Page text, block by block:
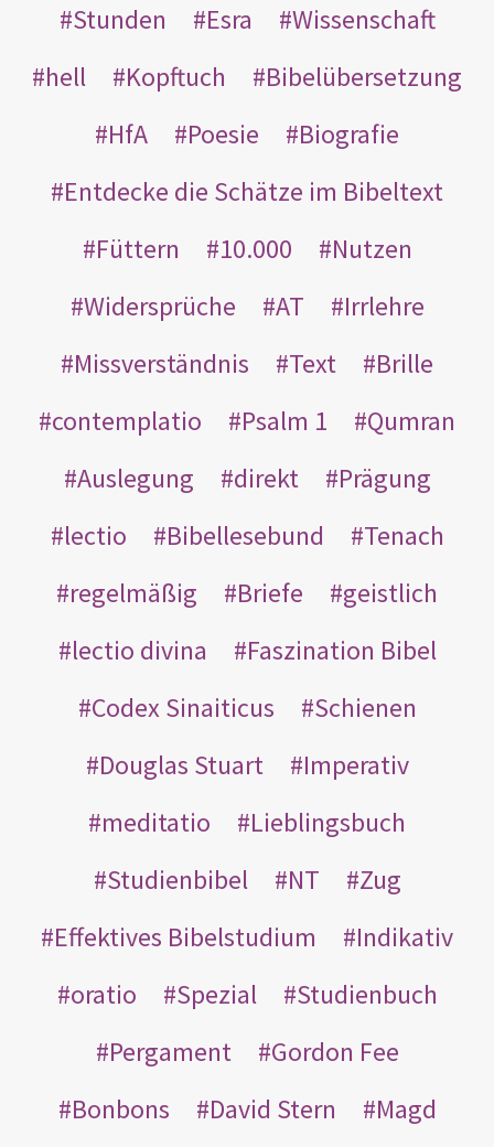
Stunden
Esra
Wissenschaft
hell
Kopftuch
Bibelübersetzung
HfA
Poesie
Biografie
Entdecke die Schätze im Bibeltext
Füttern
10.000
Nutzen
Widersprüche
AT
Irrlehre
Missverständnis
Text
Brille
contemplatio
Psalm 1
Qumran
Auslegung
direkt
Prägung
lectio
Bibellesebund
Tenach
regelmäßig
Briefe
geistlich
lectio divina
Faszination Bibel
Codex Sinaiticus
Schienen
Douglas Stuart
Imperativ
meditatio
Lieblingsbuch
Studienbibel
NT
Zug
Effektives Bibelstudium
Indikativ
oratio
Spezial
Studienbuch
Pergament
Gordon Fee
Bonbons
David Stern
Magd